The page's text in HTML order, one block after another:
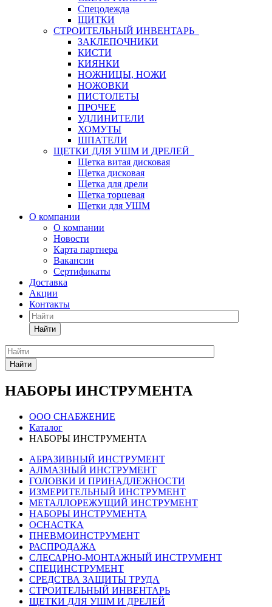
Спецодежда
ЩИТКИ
СТРОИТЕЛЬНЫЙ ИНВЕНТАРЬ
ЗАКЛЕПОЧНИКИ
КИСТИ
КИЯНКИ
НОЖНИЦЫ, НОЖИ
НОЖОВКИ
ПИСТОЛЕТЫ
ПРОЧЕЕ
УДЛИНИТЕЛИ
ХОМУТЫ
ШПАТЕЛИ
ЩЕТКИ ДЛЯ УШМ И ДРЕЛЕЙ
Щетка витая дисковая
Щетка дисковая
Щетка для дрели
Щетка торцевая
Щетки для УШМ
О компании
О компании
Новости
Карта партнера
Вакансии
Сертификаты
Доставка
Акции
Контакты
Найти
Найти
НАБОРЫ ИНСТРУМЕНТА
ООО СНАБЖЕНИЕ
Каталог
НАБОРЫ ИНСТРУМЕНТА
АБРАЗИВНЫЙ ИНСТРУМЕНТ
АЛМАЗНЫЙ ИНСТРУМЕНТ
ГОЛОВКИ И ПРИНАДЛЕЖНОСТИ
ИЗМЕРИТЕЛЬНЫЙ ИНСТРУМЕНТ
МЕТАЛЛОРЕЖУЩИЙ ИНСТРУМЕНТ
НАБОРЫ ИНСТРУМЕНТА
ОСНАСТКА
ПНЕВМОИНСТРУМЕНТ
РАСПРОДАЖА
СЛЕСАРНО-МОНТАЖНЫЙ ИНСТРУМЕНТ
СПЕЦИНСТРУМЕНТ
СРЕДСТВА ЗАЩИТЫ ТРУДА
СТРОИТЕЛЬНЫЙ ИНВЕНТАРЬ
ЩЕТКИ ДЛЯ УШМ И ДРЕЛЕЙ